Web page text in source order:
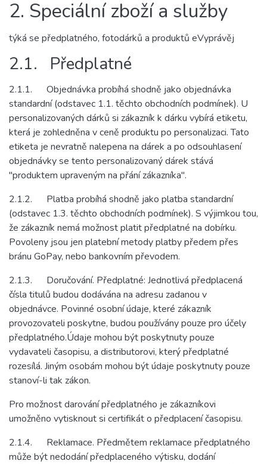
2. Speciální zboží a služby
týká se předplatného, fotodárků a produktů eVyprávěj
2.1. Předplatné
2.1.1. Objednávka probíhá shodně jako objednávka
standardní (odstavec 1.1. těchto obchodních podmínek). U
personalizovaných dárků si zákazník k dárku vybírá etiketu,
která je zohledněna v ceně produktu po personalizaci. Tato
etiketa je nevratně nalepena na dárek a po odsouhlasení
objednávky se tento personalizovaný dárek stává
"produktem upraveným na přání zákazníka".
2.1.2. Platba probíhá shodně jako platba standardní
(odstavec 1.3. těchto obchodních podmínek). S výjimkou tou,
že zákazník nemá možnost platit předplatné na dobírku.
Povoleny jsou jen platební metody platby předem přes
bránu GoPay, nebo bankovním převodem.
2.1.3. Doručování. Předplatné: Jednotlivá předplacená
čísla titulů budou dodávána na adresu zadanou v
objednávce. Povinné osobní údaje, které zákazník
provozovateli poskytne, budou používány pouze pro účely
předplatného.Údaje mohou být poskytnuty pouze
vydavateli časopisu, a distributorovi, který předplatné
rozesílá. Jiným osobám mohou být údaje poskytnuty pouze
stanoví-li tak zákon.
Pro možnost darování předplatného je zákazníkovi
umožněno vytisknout si certifikát o předplacení časopisu.
2.1.4. Reklamace. Předmětem reklamace předplatného
může být nedodání předplaceného výtisku, dodání